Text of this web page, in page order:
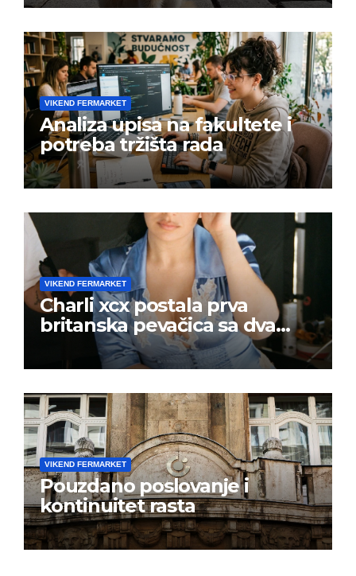
VIKEND FERMARKET
Analiza upisa na fakultete i
potreba tržišta rada
VIKEND FERMARKET
Charli xcx postala prva
britanska pevačica sa dva
albuma na prvom mestu u
istoj kalendarskoj godini
VIKEND FERMARKET
Pouzdano poslovanje i
kontinuitet rasta